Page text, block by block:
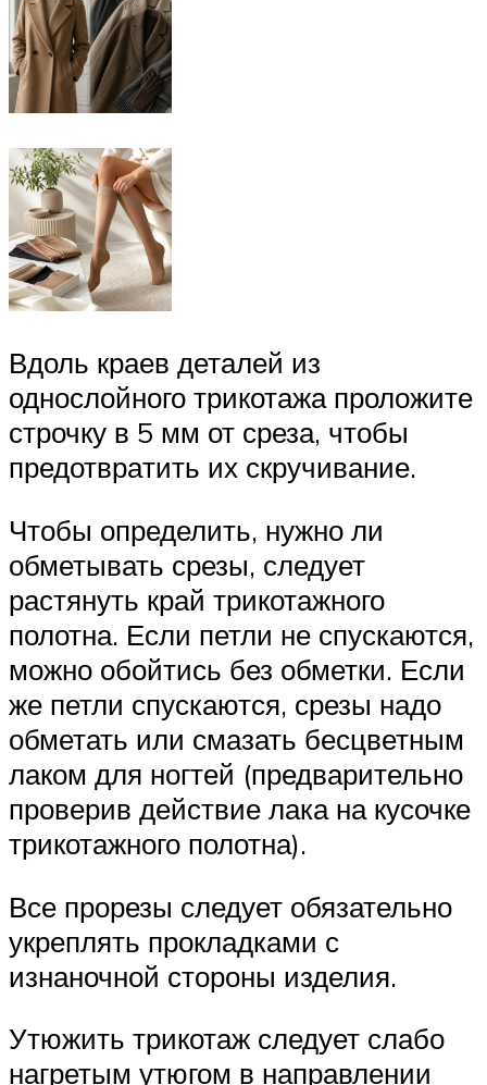
Вдоль краев деталей из
однослойного трикотажа проложите
строчку в 5 мм от среза, чтобы
предотвра­тить их скручивание.
Чтобы определить, нужно ли
обметывать срезы, следует
растянуть край трикотажного
полотна. Если петли не спускаются,
можно обойтись без обметки. Если
же петли спускаются, срезы надо
обметать или смазать бесцветным
лаком для ногтей (предваритель­но
проверив действие лака на кусочке
трикотажного полотна).
Все прорезы следует обязательно
укреплять про­кладками с
изнаночной стороны изделия.
Утюжить трикотаж следует слабо
нагретым утю­гом в направлении